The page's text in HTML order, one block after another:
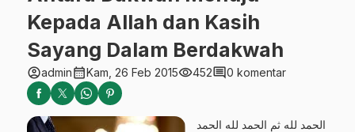
Kepada Allah dan Kasih
Sayang Dalam Berdakwah
account_circleadmincalendar_monthKam, 26 Feb 2015visibility452comment0 komentar
الحمد لله ثم الحمد لله الحمد